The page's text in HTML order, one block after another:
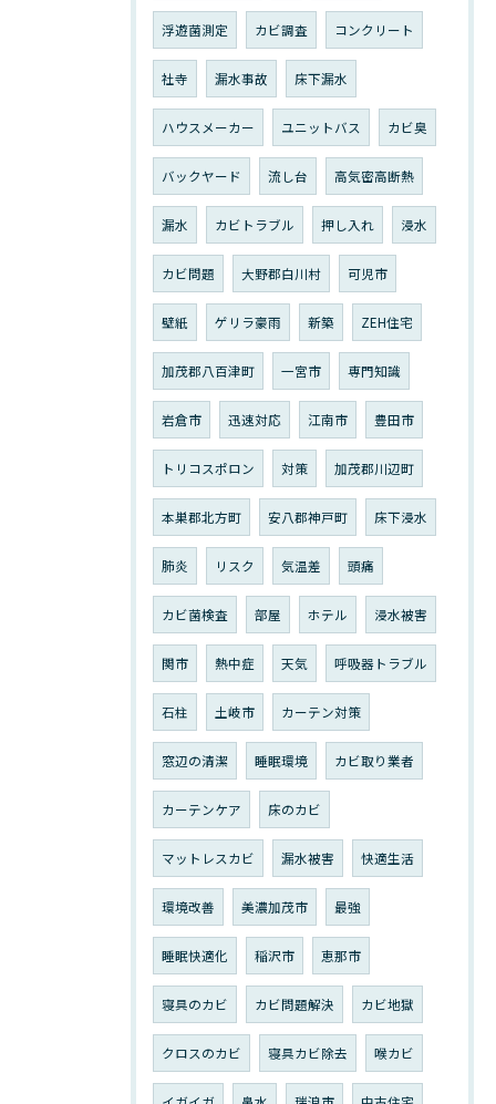
浮遊菌測定 カビ調査 コンクリート
社寺 漏水事故 床下漏水
ハウスメーカー ユニットバス カビ臭
バックヤード 流し台 高気密高断熱
漏水 カビトラブル 押し入れ 浸水
カビ問題 大野郡白川村 可児市
壁紙 ゲリラ豪雨 新築 ZEH住宅
加茂郡八百津町 一宮市 専門知識
岩倉市 迅速対応 江南市 豊田市
トリコスポロン 対策 加茂郡川辺町
本巣郡北方町 安八郡神戸町 床下浸水
肺炎 リスク 気温差 頭痛
カビ菌検査 部屋 ホテル 浸水被害
関市 熱中症 天気 呼吸器トラブル
石柱 土岐市 カーテン対策
窓辺の清潔 睡眠環境 カビ取り業者
カーテンケア 床のカビ
マットレスカビ 漏水被害 快適生活
環境改善 美濃加茂市 最強
睡眠快適化 稲沢市 恵那市
寝具のカビ カビ問題解決 カビ地獄
クロスのカビ 寝具カビ除去 喉カビ